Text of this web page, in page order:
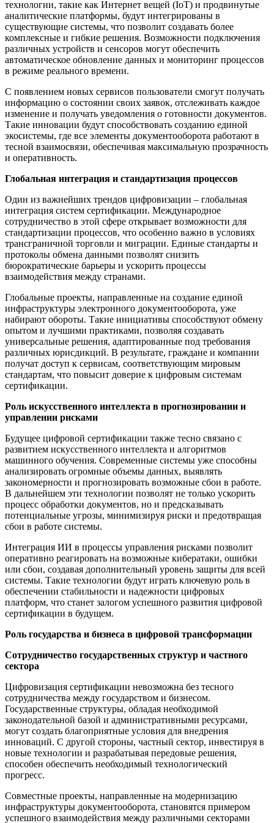
технологии, такие как Интернет вещей (IoT) и продвинутые
аналитические платформы, будут интегрированы в
существующие системы, что позволит создавать более
комплексные и гибкие решения. Возможности подключения
различных устройств и сенсоров могут обеспечить
автоматическое обновление данных и мониторинг процессов
в режиме реального времени.
С появлением новых сервисов пользователи смогут получать
информацию о состоянии своих заявок, отслеживать каждое
изменение и получать уведомления о готовности документов.
Такие инновации будут способствовать созданию единой
экосистемы, где все элементы документооборота работают в
тесной взаимосвязи, обеспечивая максимальную прозрачность
и оперативность.
Глобальная интеграция и стандартизация процессов
Один из важнейших трендов цифровизации – глобальная
интеграция систем сертификации. Международное
сотрудничество в этой сфере открывает возможности для
стандартизации процессов, что особенно важно в условиях
трансграничной торговли и миграции. Единые стандарты и
протоколы обмена данными позволят снизить
бюрократические барьеры и ускорить процессы
взаимодействия между странами.
Глобальные проекты, направленные на создание единой
инфраструктуры электронного документооборота, уже
набирают обороты. Такие инициативы способствуют обмену
опытом и лучшими практиками, позволяя создавать
универсальные решения, адаптированные под требования
различных юрисдикций. В результате, граждане и компании
получат доступ к сервисам, соответствующим мировым
стандартам, что повысит доверие к цифровым системам
сертификации.
Роль искусственного интеллекта в прогнозировании и
управлении рисками
Будущее цифровой сертификации также тесно связано с
развитием искусственного интеллекта и алгоритмов
машинного обучения. Современные системы уже способны
анализировать огромные объемы данных, выявлять
закономерности и прогнозировать возможные сбои в работе.
В дальнейшем эти технологии позволят не только ускорить
процесс обработки документов, но и предсказывать
потенциальные угрозы, минимизируя риски и предотвращая
сбои в работе системы.
Интеграция ИИ в процессы управления рисками позволит
оперативно реагировать на возможные кибератаки, ошибки
или сбои, создавая дополнительный уровень защиты для всей
системы. Такие технологии будут играть ключевую роль в
обеспечении стабильности и надежности цифровых
платформ, что станет залогом успешного развития цифровой
сертификации в будущем.
Роль государства и бизнеса в цифровой трансформации
Сотрудничество государственных структур и частного
сектора
Цифровизация сертификации невозможна без тесного
сотрудничества между государством и бизнесом.
Государственные структуры, обладая необходимой
законодательной базой и административными ресурсами,
могут создать благоприятные условия для внедрения
инноваций. С другой стороны, частный сектор, инвестируя в
новые технологии и разрабатывая передовые решения,
способен обеспечить необходимый технологический
прогресс.
Совместные проекты, направленные на модернизацию
инфраструктуры документооборота, становятся примером
успешного взаимодействия между различными секторами